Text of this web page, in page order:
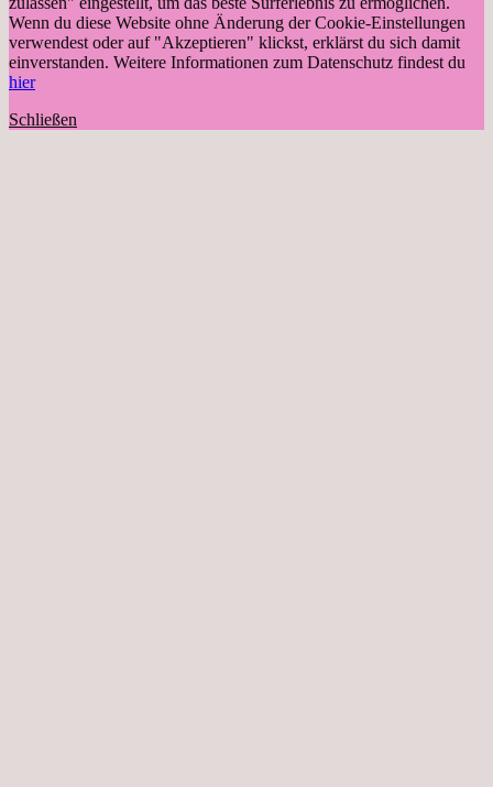
Wenn du diese Website ohne Änderung der Cookie-Einstellungen
verwendest oder auf "Akzeptieren" klickst, erklärst du sich damit
einverstanden. Weitere Informationen zum Datenschutz findest du
hier
Schließen